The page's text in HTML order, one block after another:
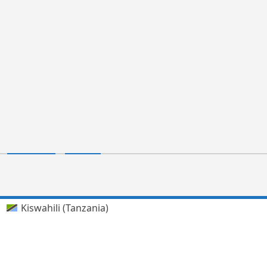
Kiswahili (Tanzania)